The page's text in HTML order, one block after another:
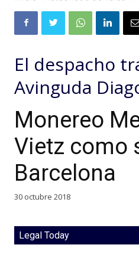
El despacho
Avinguda
Monereo
Vietz como
Barcelona
30 octubre 2018
Legal Today